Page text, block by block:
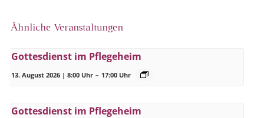
Ähnliche Veranstaltungen
Gottesdienst im Pflegeheim
13. August 2026 | 8:00 Uhr – 17:00 Uhr
Gottesdienst im Pflegeheim